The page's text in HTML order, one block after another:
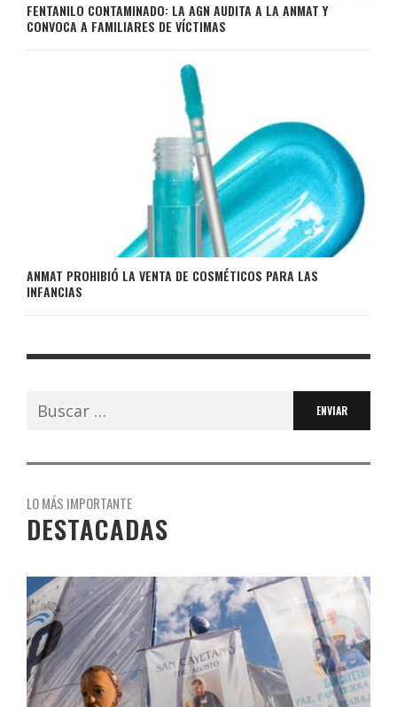
FENTANILO CONTAMINADO: LA AGN AUDITA A LA ANMAT Y
CONVOCA A FAMILIARES DE VÍCTIMAS
ANMAT PROHIBIÓ LA VENTA DE COSMÉTICOS PARA LAS
INFANCIAS
Buscar:
LO MÁS IMPORTANTE
DESTACADAS